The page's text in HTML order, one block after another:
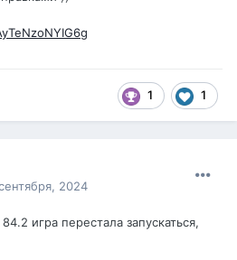
1 1
2024
игра перестала запускаться,